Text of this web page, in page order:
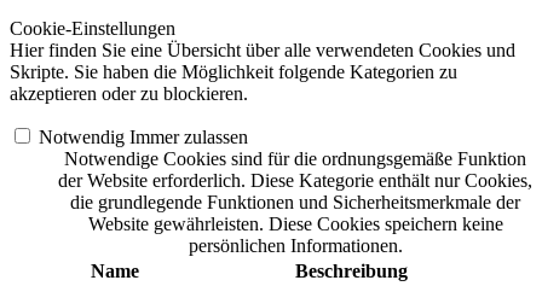
Cookie-Einstellungen
Hier finden Sie eine Übersicht über alle verwendeten Cookies und
Skripte. Sie haben die Möglichkeit folgende Kategorien zu
akzeptieren oder zu blockieren.
Notwendig Immer zulassen
Notwendige Cookies sind für die ordnungsgemäße Funktion
der Website erforderlich. Diese Kategorie enthält nur Cookies,
die grundlegende Funktionen und Sicherheitsmerkmale der
Website gewährleisten. Diese Cookies speichern keine
persönlichen Informationen.
Name
Beschreibung